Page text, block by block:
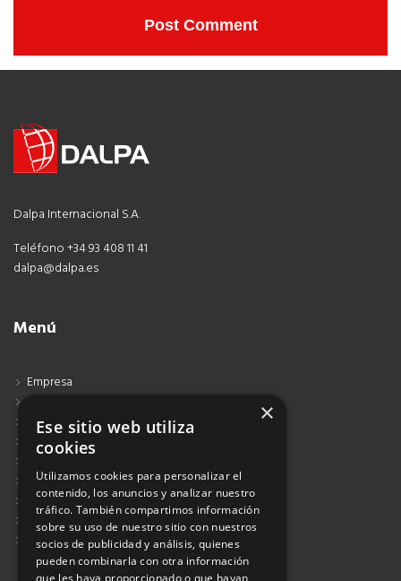
Dalpa Internacional S.A.
Teléfono +34 93 408 11 41
dalpa@dalpa.es
Menú
Empresa
Blog
Aviso Legal
Política de Privacidad
Política de Cookies
Política de Privacidad Redes Sociales
Suscribirse al Newsletter
×
Ese sitio web utiliza
cookies
Utilizamos cookies para personalizar el
contenido, los anuncios y analizar nuestro
tráfico. También compartimos información
sobre su uso de nuestro sitio con nuestros
socios de publicidad y análisis, quienes
pueden combinarla con otra información
que les haya proporcionado o que hayan